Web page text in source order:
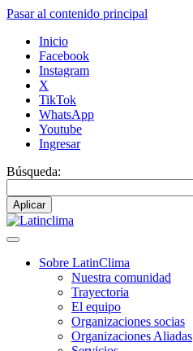
Pasar al contenido principal
Inicio
Facebook
Instagram
X
TikTok
WhatsApp
Youtube
Ingresar
Búsqueda:
Navegación
Sobre LatinClima
Nuestra comunidad
Trayectoria
El equipo
Organizaciones socias
Organizaciones Aliadas